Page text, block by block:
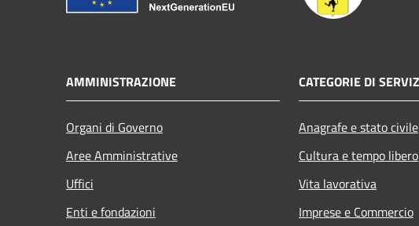
AMMINISTRAZIONE
Organi di Governo
Aree Amministrative
Uffici
Enti e fondazioni
CATEGORIE DI
Anagrafe e stato civile
Cultura e tempo libero
Vita lavorativa
Imprese e Commercio